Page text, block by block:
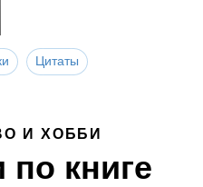
Цитаты
И ХОББИ
книге